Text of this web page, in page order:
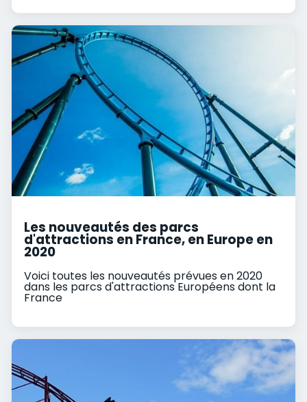
Les nouveautés des parcs
d'attractions en France, en Europe en
2020
Voici toutes les nouveautés prévues en 2020
dans les parcs d'attractions Européens dont la
France